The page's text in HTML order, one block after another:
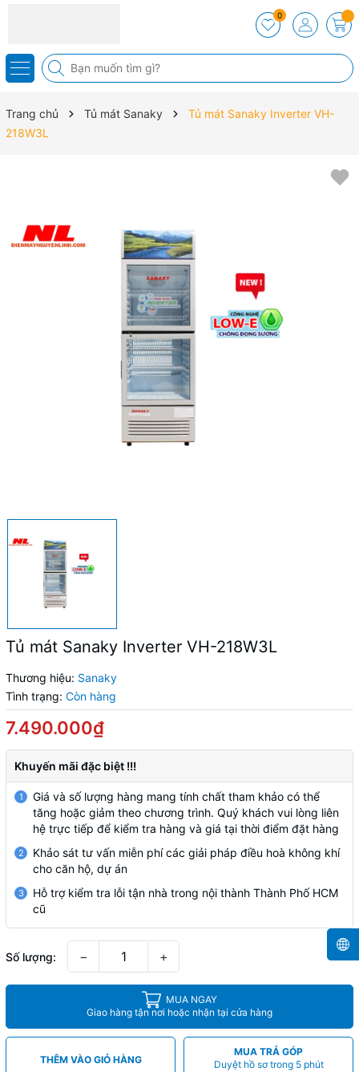
0
Trang chủ Tủ mát Sanaky
Tủ mát Sanaky Inverter VH-
218W3L
Tủ mát Sanaky Inverter VH-218W3L
Thương hiệu: Sanaky
Tình trạng: Còn hàng
7.490.000₫
Khuyến mãi đặc biệt !!!
1
Giá và số lượng hàng mang tính chất tham khảo có thể
tăng hoặc giảm theo chương trình. Quý khách vui lòng liên
hệ trực tiếp để kiểm tra hàng và giá tại thời điểm đặt hàng
2
Khảo sát tư vấn miễn phí các giải pháp điều hoà không khí
cho căn hộ, dự án
3
Hỗ trợ kiểm tra lỗi tận nhà trong nội thành Thành Phố HCM
cũ
Số lượng: − +
MUA NGAY
Giao hàng tận nơi hoặc nhận tại cửa hàng
THÊM VÀO GIỎ HÀNG
MUA TRẢ GÓP
Duyệt hồ sơ trong 5 phút